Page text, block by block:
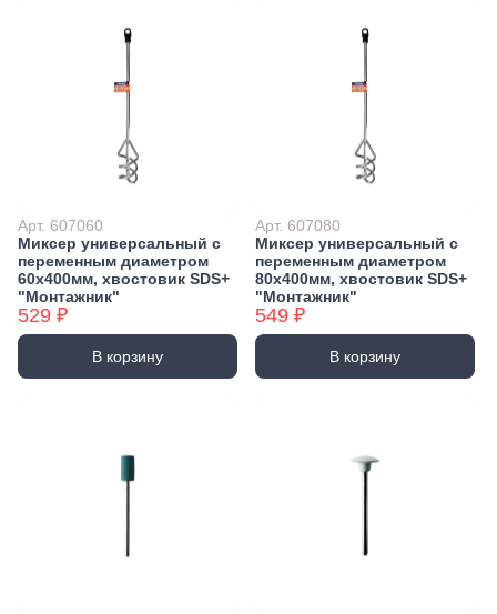
Арт. 607060
Миксер универсальный с
переменным диаметром
60x400мм, хвостовик SDS+
"Монтажник"
529 ₽
В корзину
Арт. 607080
Миксер универсальный с
переменным диаметром
80x400мм, хвостовик SDS+
"Монтажник"
549 ₽
В корзину